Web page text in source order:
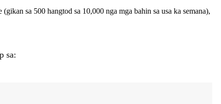
sa 500 hangtod sa 10,000 nga mga bahin sa usa ka semana),
sa: